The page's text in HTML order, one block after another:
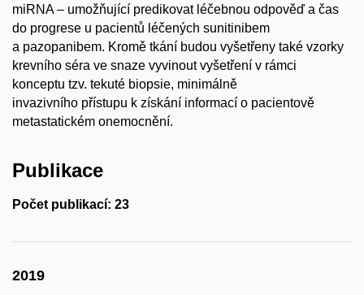
miRNA – umožňující predikovat léčebnou odpověď a čas
do progrese u pacientů léčených sunitinibem
a pazopanibem. Kromě tkání budou vyšetřeny také vzorky
krevního séra ve snaze vyvinout vyšetření v rámci
konceptu tzv. tekuté biopsie, minimálně
invazivního přístupu k získání informací o pacientově
metastatickém onemocnění.
Publikace
Počet publikací: 23
2019